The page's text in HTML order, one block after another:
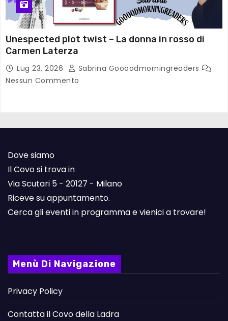
Unespected plot twist – La donna in rosso di
Carmen Laterza
Lug 23, 2026
Sabrina Goooodmorningreaders
Nessun Commento
Dove siamo
Il Covo si trova in
Via Scutari 5 - 20127 - Milano
Riceve su appuntamento.
Cerca gli eventi in programma e vienici a trovare!
Menù Di Navigazione
Privacy Policy
Contatta il Covo della Ladra